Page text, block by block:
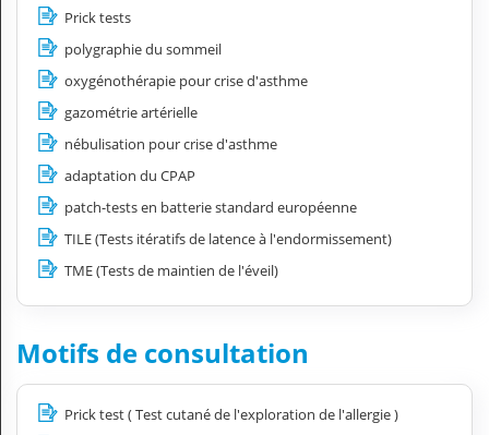
Prick tests
polygraphie du sommeil
oxygénothérapie pour crise d'asthme
gazométrie artérielle
nébulisation pour crise d'asthme
adaptation du CPAP
patch-tests en batterie standard européenne
TILE (Tests itératifs de latence à l'endormissement)
TME (Tests de maintien de l'éveil)
Motifs de consultation
Prick test ( Test cutané de l'exploration de l'allergie )